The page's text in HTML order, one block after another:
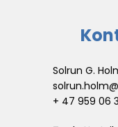
Solrun G.
solrun.holm
+ 47 959 06